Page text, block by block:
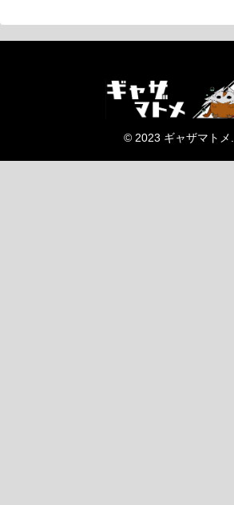
© 2023 ギャザマトメ.